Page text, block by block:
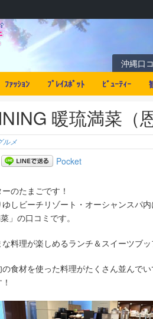
沖縄口
ﾌｧｯｼｮﾝ ﾌﾟﾚｲｽﾎﾟｯﾄ ﾋﾞｭｰﾃｨｰ
暖琉満菜（
ルメ
Pocket
のたまごです！
しビーチリゾート・オーシャンスパ
」の口コミです。
料理が楽しめるランチ＆スイーツブッ
食材を使った料理がたくさん並んで